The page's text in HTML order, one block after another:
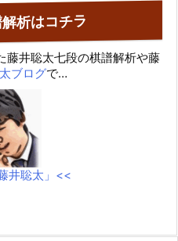
析はコチラ
藤井聡太七段の棋譜解析や藤
ブログで…
井聡太」<<